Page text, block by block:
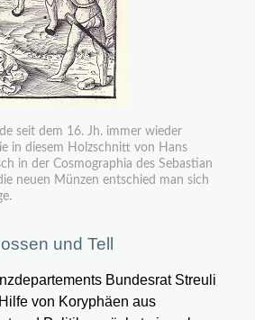
seit dem 16. Jh. immer wieder
in diesem Holzschnitt von Hans
in der Cosmographia des Sebastian
neuen Münzen entschied man sich
und Tell
Bundesrat Streuli
von Koryphäen aus